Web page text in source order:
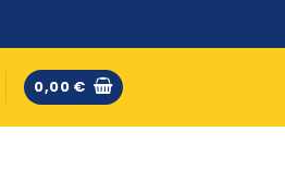
0,00 €